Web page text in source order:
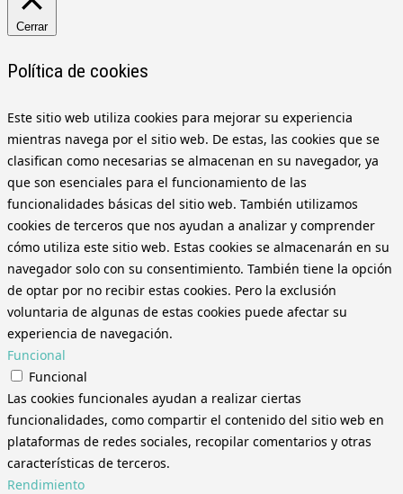
Cerrar
Política de cookies
Este sitio web utiliza cookies para mejorar su experiencia
mientras navega por el sitio web. De estas, las cookies que se
clasifican como necesarias se almacenan en su navegador, ya
que son esenciales para el funcionamiento de las
funcionalidades básicas del sitio web. También utilizamos
cookies de terceros que nos ayudan a analizar y comprender
cómo utiliza este sitio web. Estas cookies se almacenarán en su
navegador solo con su consentimiento. También tiene la opción
de optar por no recibir estas cookies. Pero la exclusión
voluntaria de algunas de estas cookies puede afectar su
experiencia de navegación.
Funcional
Funcional
Las cookies funcionales ayudan a realizar ciertas
funcionalidades, como compartir el contenido del sitio web en
plataformas de redes sociales, recopilar comentarios y otras
características de terceros.
Rendimiento